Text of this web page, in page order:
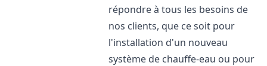
répondre à tous les besoins de
nos clients, que ce soit pour
l'installation d'un nouveau
système de chauffe-eau ou pour